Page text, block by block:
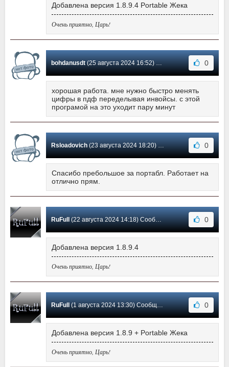
Добавлена версия 1.8.9.4 Portable Жека
Очень приятно, Царь!
bohdanusdt(25 августа 2024 16:52) Сообщение #25 0
хорошая работа. мне нужно быстро менять
цифры в пдф переделывая инвойсы. с этой
програмой на это уходит пару минут
Rsloadovich(23 августа 2024 18:20) Сообщение #24 0
Спасибо пребольшое за портабл. Работает на
отлично прям.
RuFull(22 августа 2024 14:18) Сообщение #23 0
Добавлена версия 1.8.9.4
Очень приятно, Царь!
RuFull(1 августа 2024 13:30) Сообщение #22 0
Добавлена версия 1.8.9 + Portable Жека
Очень приятно, Царь!